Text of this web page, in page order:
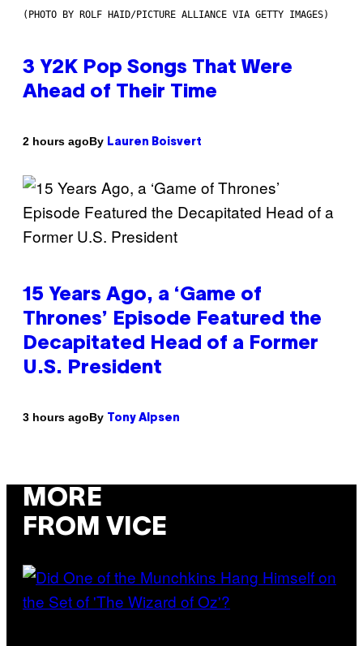
(PHOTO BY ROLF HAID/PICTURE ALLIANCE VIA GETTY IMAGES)
3 Y2K Pop Songs That Were
Ahead of Their Time
2 hours agoBy Lauren Boisvert
15 Years Ago, a ‘Game of
Thrones’ Episode Featured the
Decapitated Head of a Former
U.S. President
3 hours agoBy Tony Alpsen
MORE
FROM VICE